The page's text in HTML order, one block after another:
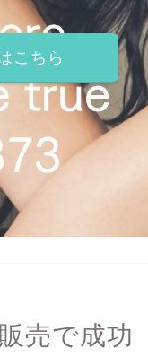
こちら
売で成功